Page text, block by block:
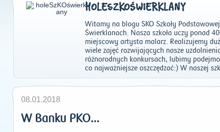
HOLESZKOŚWIERKLANY
Witamy na blogu SKO Szkoły
Świerklanach. Nasza szkoła uczy ponad
miejscowy artysta malarz. Realizujemy
wiele zajęć rozwijających nasze
różnorodnych konkursach, lubimy
co najważniejsze oszczędzać:) W naszej
08.01.2018
W Banku PKO...